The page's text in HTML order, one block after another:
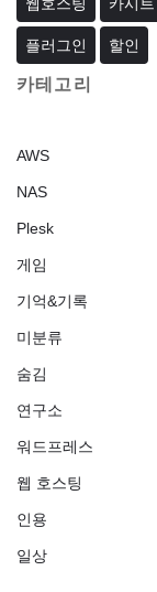
플러그인 할인
카테고리
AWS
NAS
Plesk
게임
기억&기록
미분류
숨김
연구소
워드프레스
웹 호스팅
인용
일상